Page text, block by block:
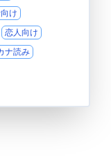
け
恋人向け
ナ読み